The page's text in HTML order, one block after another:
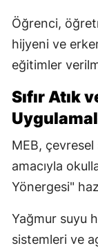
Öğrenci,
hijyeni ve
eğitimler
Sıfır Atık
MEB,
amacıyla
Yönergesi"
Yağmur suyu
sistemleri ve